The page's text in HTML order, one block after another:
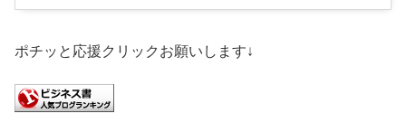
ポチッと応援クリックお願いします↓